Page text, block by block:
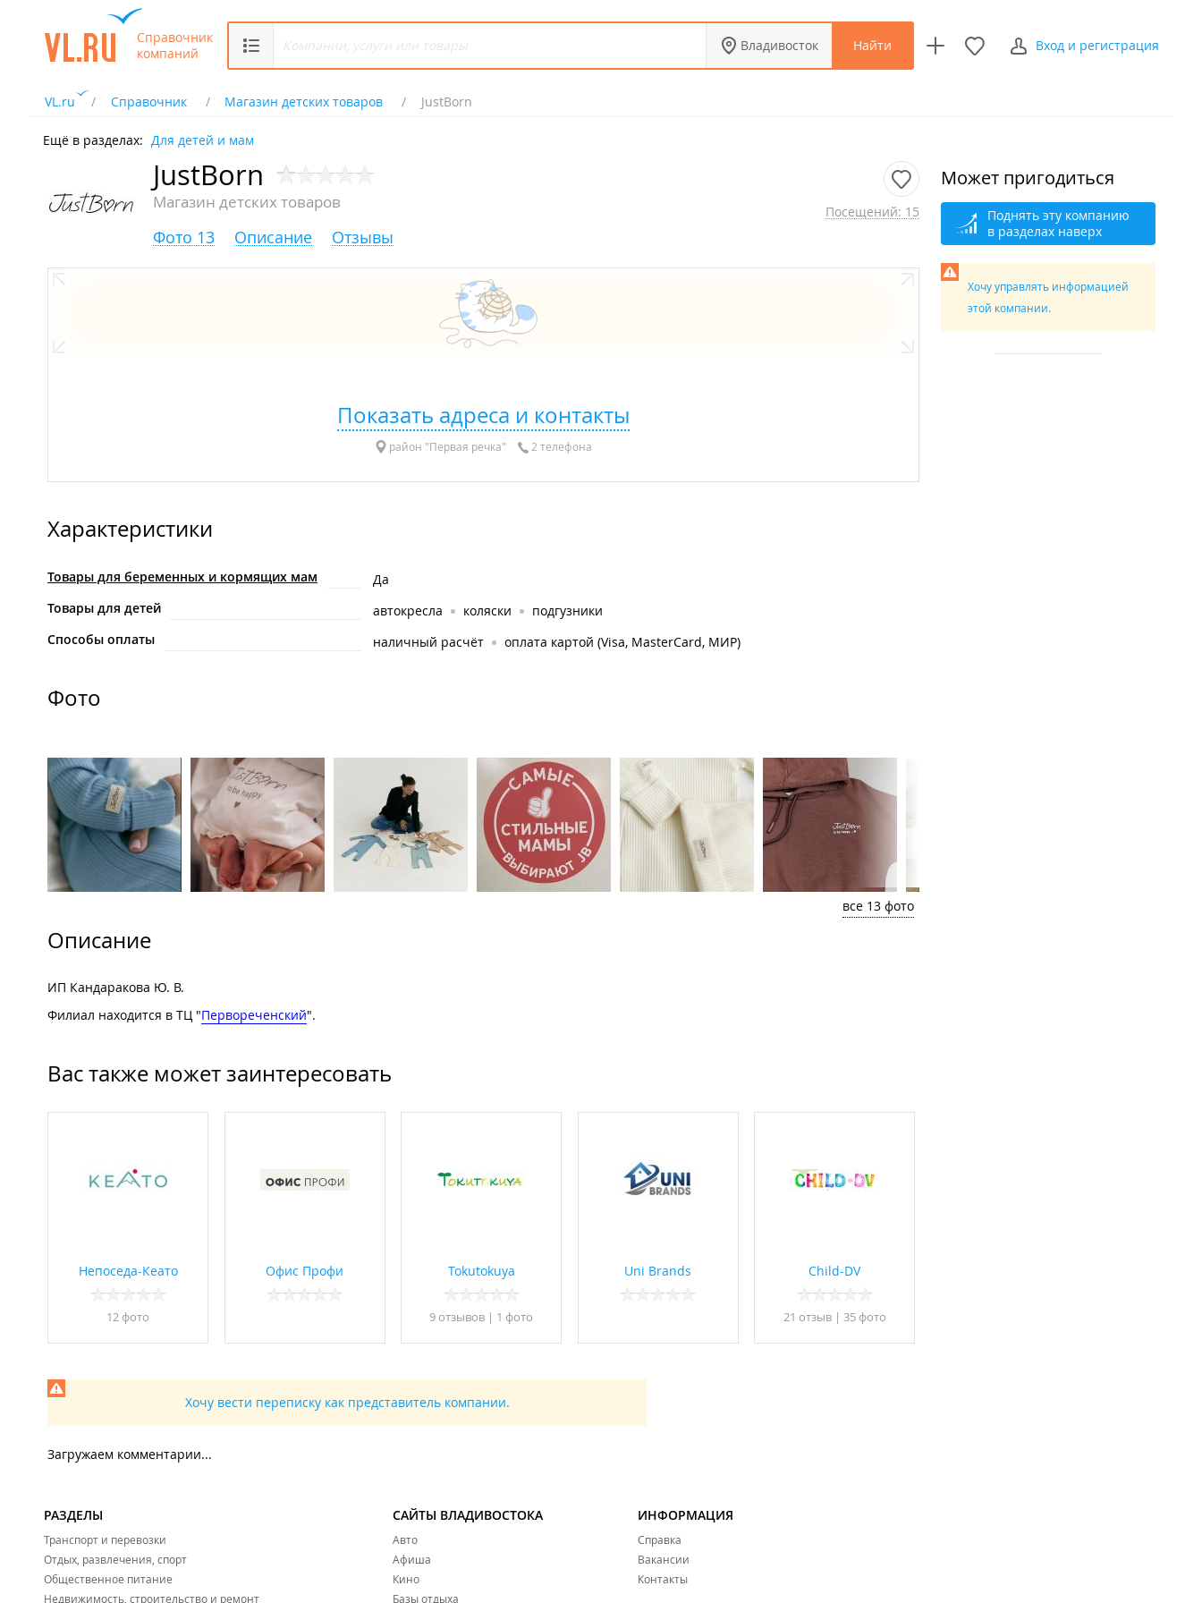
Справочник
компаний
Владивосток Найти Вход и регистрация
VL.ru Справочник Магазин детских товаров JustBorn
Ещё в разделах: Для детей и мам
JustBorn
Магазин детских товаров Посещений: 15
Фото 13 Описание Отзывы
Показать адреса и контакты
район "Первая речка" 2 телефона
Характеристики
Товары для беременных и кормящих мам
Да
Товары для детей
автокресла коляски
подгузники
Способы оплаты
наличный расчёт оплата картой (Visa, MasterCard, МИР)
Фото
все 13 фото
Описание
ИП Кандаракова Ю. В.
Филиал находится в ТЦ "Первореченский".
Вас также может заинтересовать
Непоседа-Кеато
12 фото
Офис Профи Tokutokuya
9 отзывов | 1 фото
Uni Brands Child-DV
21 отзыв | 35 фото
Хочу вести переписку как представитель компании.
Загружаем комментарии...
Может пригодиться
Поднять эту компанию
в разделах наверх
Хочу управлять информацией
этой компании.
РАЗДЕЛЫ
Транспорт и перевозки
Отдых, развлечения, спорт
Общественное питание
Недвижимость, строительство и ремонт
САЙТЫ ВЛАДИВОСТОКА
Авто
Афиша
Кино
Базы отдыха
ИНФОРМАЦИЯ
Справка
Вакансии
Контакты